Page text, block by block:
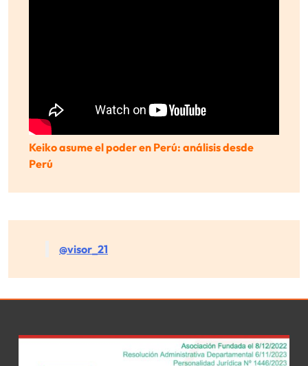
Keiko asume el poder en Perú: análisis desde
Perú
@visor_21